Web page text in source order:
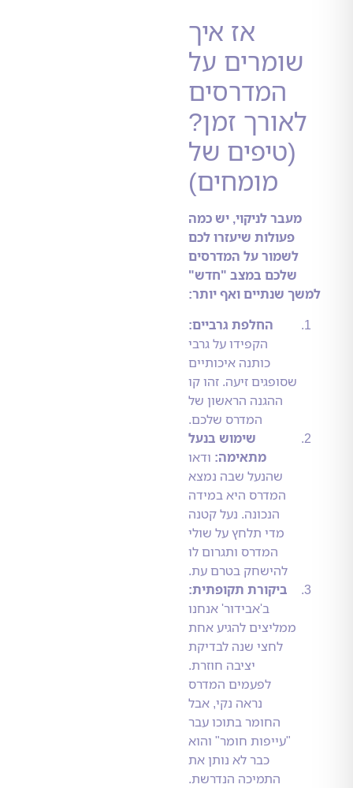
אז איך
שומרים על
המדרסים
זמן?
(טיפים של
מומחים)
מעבר לניקוי, יש כמה
פעולות שיעזרו לכם
לשמור על המדרסים
שלכם במצב "חדש"
שנתיים ואף יותר:
החלפת גרביים:
הקפידו על גרבי
כותנה איכותיים
שסופגים זיעה. זהו קו
ההגנה הראשון של
המדרס שלכם.
שימוש בנעל
מתאימה:ודאו
שהנעל שבה נמצא
המדרס היא במידה
הנכונה. נעל קטנה
מדי תלחץ על שולי
המדרס ותגרום לו
להישחק בטרם עת.
ביקורת תקופתית:
ב'אבידור' אנחנו
ממליצים להגיע אחת
לחצי שנה לבדיקת
יציבה חוזרת.
לפעמים המדרס
נראה נקי, אבל
החומר בתוכו עבר
"עייפות חומר" והוא
כבר לא נותן את
התמיכה הנדרשת.